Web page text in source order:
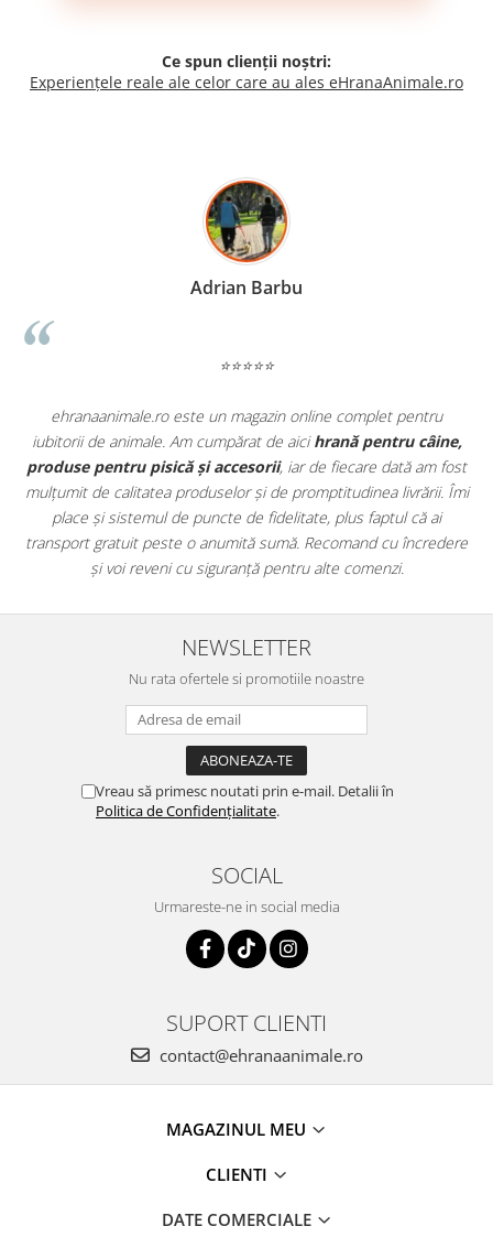
Ce spun clienții noștri:
Experiențele reale ale celor care au ales eHranaAnimale.ro
Adrian Barbu
⭐⭐⭐⭐⭐
ehranaanimale.ro este un magazin online complet pentru
iubitorii de animale. Am cumpărat de aicihrană pentru câine,
produse pentru pisică și accesorii, iar de fiecare dată am fost
mulțumit de calitatea produselor și de promptitudinea livrării. Îmi
place și sistemul de puncte de fidelitate, plus faptul că ai
transport gratuit peste o anumită sumă. Recomand cu încredere
și voi reveni cu siguranță pentru alte comenzi.
NEWSLETTER
Nu rata ofertele si promotiile noastre
Vreau să primesc noutati prin e-mail. Detalii în
Politica de Confidențialitate.
SOCIAL
Urmareste-ne in social media
SUPORT CLIENTI
contact@ehranaanimale.ro
MAGAZINUL MEU
CLIENTI
DATE COMERCIALE